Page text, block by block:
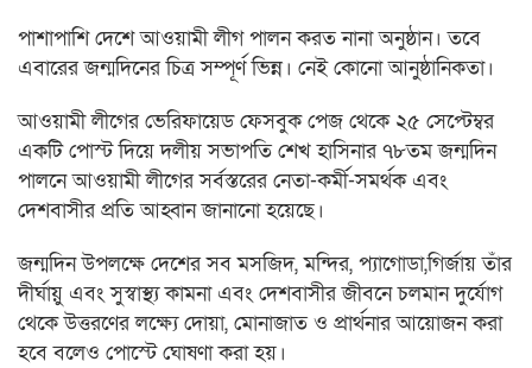
পাশাপাশি দেশে আওয়ামী লীগ পালন করত নানা অনুষ্ঠান। তবে
এবারের জন্মদিনের চিত্র সম্পূর্ণ ভিন্ন। নেই কোনো আনুষ্ঠানিকতা।
আওয়ামী লীগের ভেরিফায়েড ফেসবুক পেজ থেকে ২৫ সেপ্টেম্বর
একটি পোস্ট দিয়ে দলীয় সভাপতি শেখ হাসিনার ৭৮তম জন্মদিন
পালনে আওয়ামী লীগের সর্বস্তরের নেতা-কর্মী-সমর্থক এবং
দেশবাসীর প্রতি আহ্বান জানানো হয়েছে।
জন্মদিন উপলক্ষে দেশের সব মসজিদ, মন্দির, প্যাগোডা,গির্জায় তাঁর
দীর্ঘায়ু এবং সুস্বাস্থ্য কামনা এবং দেশবাসীর জীবনে চলমান দুর্যোগ
থেকে উত্তরণের লক্ষ্যে দোয়া, মোনাজাত ও প্রার্থনার আয়োজন করা
হবে বলেও পোস্টে ঘোষণা করা হয়।